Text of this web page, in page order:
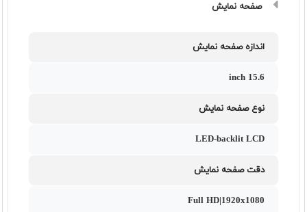
صفحه نمایش
اندازه صفحه نمایش
15.6 inch
نوع صفحه نمایش
LED-backlit LCD
دقت صفحه نمایش
Full HD|1920x1080